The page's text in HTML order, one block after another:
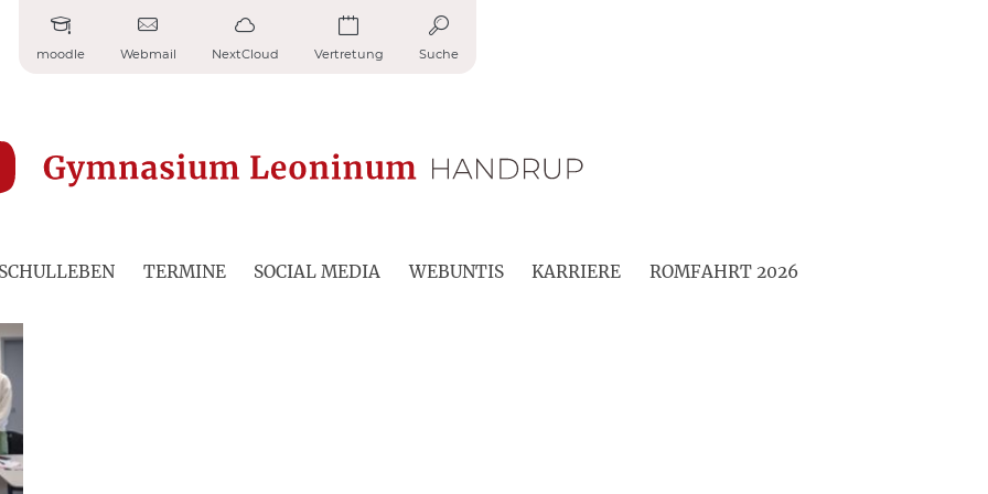
moodle Webmail NextCloud Vertretung Suche
SCHULLEBEN TERMINE SOCIAL MEDIA WEBUNTIS KARRIERE ROMFAHRT 2026